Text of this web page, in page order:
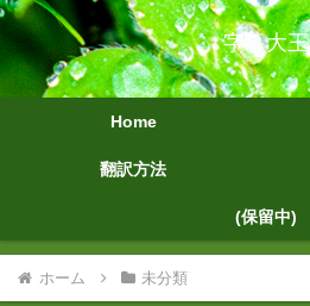
字幕大王
Home
翻訳方法
(保留中)
ホーム 未分類